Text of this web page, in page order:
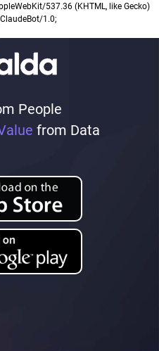
People
from Data
537.36 (KHTML, like Gecko)
1.0;